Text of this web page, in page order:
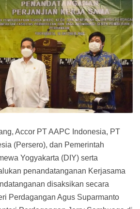
Accor PT AAPC Indonesia, PT
(Persero), dan Pemerintah
Yogyakarta (DIY) serta
penandatanganan Kerjasama
disaksikan secara
Perdagangan Agus Suparmanto